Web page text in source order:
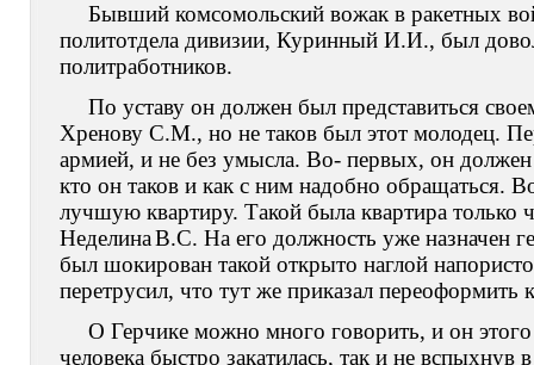
Бывший комсомольский вожак в ракетных
политотдела дивизии, Куринный И.И., был
политработников.
По уставу он должен был представиться
Хренову С.М., но не таков был этот молодец.
армией, и не без умысла. Во- первых, он
кто он таков и как с ним надобно обращаться.
лучшую квартиру. Такой была квартира
НеделинаB.C. На его должность уже назначен
был шокирован такой открыто наглой
перетрусил, что тут же приказал
О Герчике можно много говорить, и он этого
человека быстро закатилась, так и не